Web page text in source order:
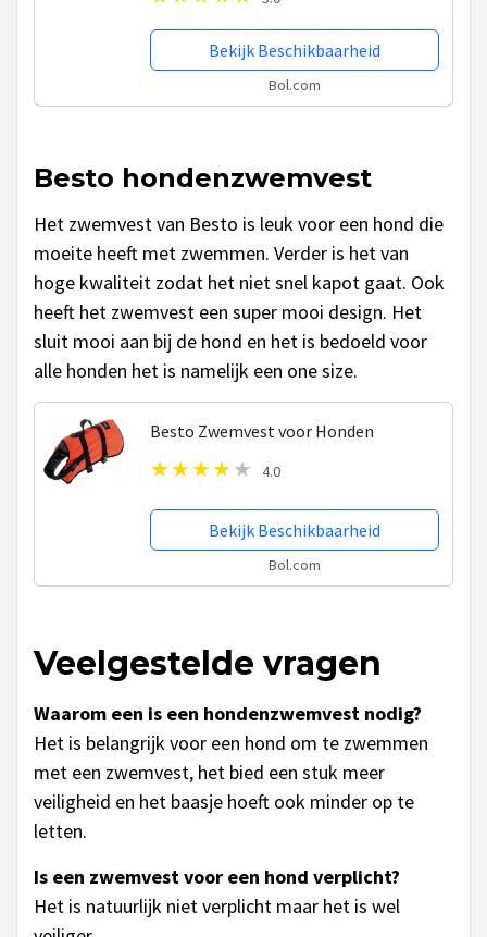
Bekijk Beschikbaarheid
Bol.com
Besto hondenzwemvest
Het zwemvest van Besto is leuk voor een hond die
moeite heeft met zwemmen. Verder is het van
hoge kwaliteit zodat het niet snel kapot gaat. Ook
heeft het zwemvest een super mooi design. Het
sluit mooi aan bij de hond en het is bedoeld voor
alle honden het is namelijk een one size.
Besto Zwemvest voor Honden
4.0
Bekijk Beschikbaarheid
Bol.com
Veelgestelde vragen
Waarom een is een hondenzwemvest nodig?
Het is belangrijk voor een hond om te zwemmen
met een zwemvest, het bied een stuk meer
veiligheid en het baasje hoeft ook minder op te
letten.
Is een zwemvest voor een hond verplicht?
Het is natuurlijk niet verplicht maar het is wel